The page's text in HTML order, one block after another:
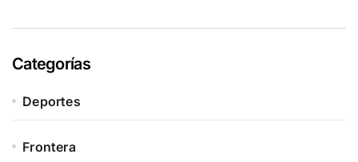
Categorías
Deportes
Frontera